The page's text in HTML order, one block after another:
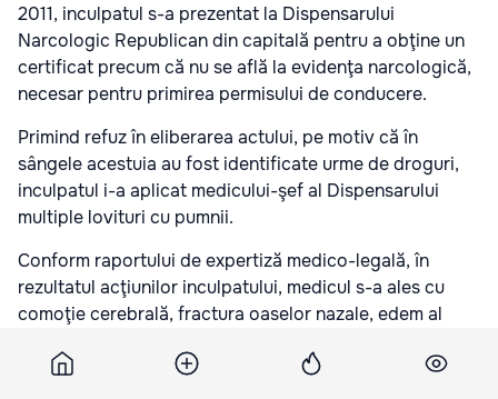
2011, inculpatul s-a prezentat la Dispensarului
Narcologic Republican din capitală pentru a obţine un
certificat precum că nu se află la evidenţa narcologică,
necesar pentru primirea permisului de conducere.
Primind refuz în eliberarea actului, pe motiv că în
sângele acestuia au fost identificate urme de droguri,
inculpatul i-a aplicat medicului-şef al Dispensarului
multiple lovituri cu pumnii.
Conform raportului de expertiză medico-legală, în
rezultatul acţiunilor inculpatului, medicul s-a ales cu
comoţie cerebrală, fractura oaselor nazale, edem al